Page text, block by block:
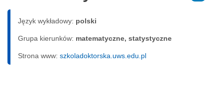
Język wykładowy: polski
Grupa kierunków: matematyczne, statystyczne
Strona www: szkoladoktorska.uws.edu.pl